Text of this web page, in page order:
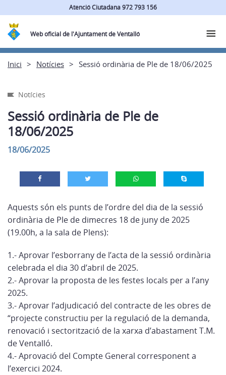
Atenció Ciutadana 972 793 156
Web oficial de l'Ajuntament de Ventalló
Inici Notícies Sessió ordinària de Ple de 18/06/2025
Notícies
Sessió ordinària de Ple de
18/06/2025
18/06/2025
Aquests són els punts de l’ordre del dia de la sessió
ordinària de Ple de dimecres 18 de juny de 2025
(19.00h, a la sala de Plens):
1.- Aprovar l’esborrany de l’acta de la sessió ordinària
celebrada el dia 30 d’abril de 2025.
2.- Aprovar la proposta de les festes locals per a l’any
2025.
3.- Aprovar l’adjudicació del contracte de les obres de
“projecte constructiu per la regulació de la demanda,
renovació i sectorització de la xarxa d’abastament T.M.
de Ventalló.
4.- Aprovació del Compte General corresponent a
l’exercici 2024.